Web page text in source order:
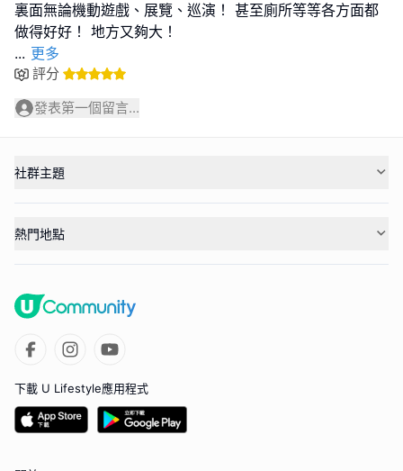
裏面無論機動遊戲、展覽、巡演！ 甚至廁所等等各方面都
... 更多
評分
發表第一個留言...
社群主題
熱門地點
下載 U Lifestyle應用程式